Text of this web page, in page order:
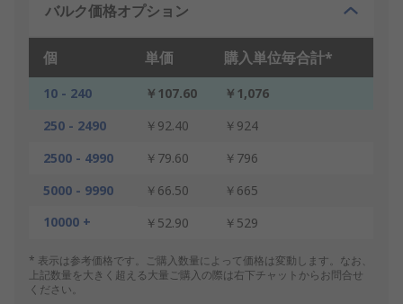
バルク価格オプション
個 単価 購入単位毎合計*
10 - 240 ￥107.60
￥1,076
250 - 2490
￥92.40
￥924
2500 - 4990
￥79.60
￥796
5000 - 9990
￥66.50
￥665
10000 +
￥52.90 ￥529
* 表示は参考価格です。ご購入数量によって価格は変動します。なお、
上記数量を大きく超える大量ご購入の際は右下チャットからお問合せ
ください。